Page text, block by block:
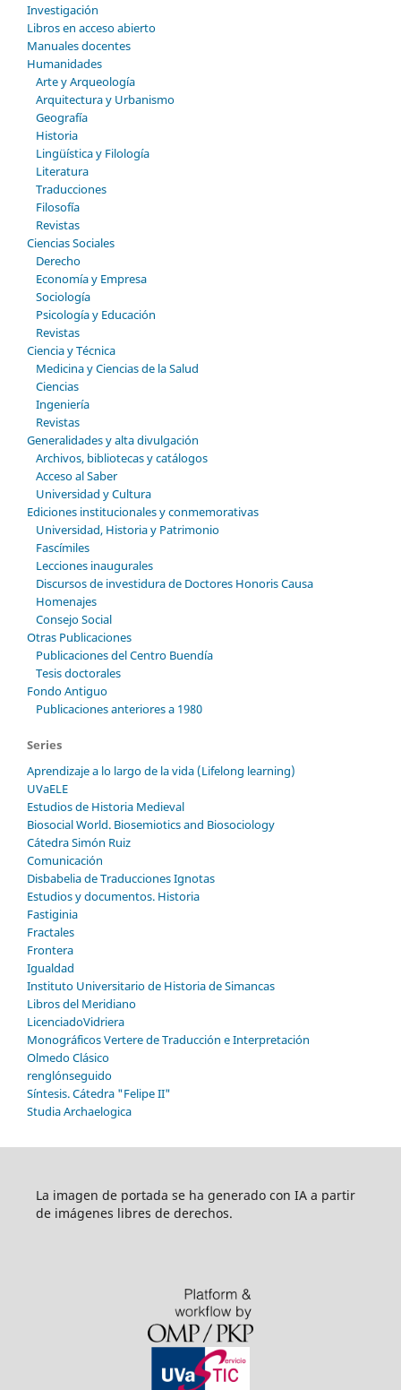
Investigación
Libros en acceso abierto
Manuales docentes
Humanidades
Arte y Arqueología
Arquitectura y Urbanismo
Geografía
Historia
Lingüística y Filología
Literatura
Traducciones
Filosofía
Revistas
Ciencias Sociales
Derecho
Economía y Empresa
Sociología
Psicología y Educación
Revistas
Ciencia y Técnica
Medicina y Ciencias de la Salud
Ciencias
Ingeniería
Revistas
Generalidades y alta divulgación
Archivos, bibliotecas y catálogos
Acceso al Saber
Universidad y Cultura
Ediciones institucionales y conmemorativas
Universidad, Historia y Patrimonio
Fascímiles
Lecciones inaugurales
Discursos de investidura de Doctores Honoris Causa
Homenajes
Consejo Social
Otras Publicaciones
Publicaciones del Centro Buendía
Tesis doctorales
Fondo Antiguo
Publicaciones anteriores a 1980
Series
Aprendizaje a lo largo de la vida (Lifelong learning)
UVaELE
Estudios de Historia Medieval
Biosocial World. Biosemiotics and Biosociology
Cátedra Simón Ruiz
Comunicación
Disbabelia de Traducciones Ignotas
Estudios y documentos. Historia
Fastiginia
Fractales
Frontera
Igualdad
Instituto Universitario de Historia de Simancas
Libros del Meridiano
LicenciadoVidriera
Monográficos Vertere de Traducción e Interpretación
Olmedo Clásico
renglónseguido
Síntesis. Cátedra "Felipe II"
Studia Archaelogica
La imagen de portada se ha generado con IA a partir
de imágenes libres de derechos.